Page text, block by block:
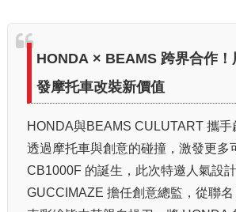
HONDA × BEAMS 跨界合作！
發摩托車改裝新價值
HONDA與BEAMS CULUTART 攜手
透過摩托車與創意的碰撞，激發更多
CB1000F 的誕生，此次特邀人氣設
GUCCIMAZE 擔任創意總監，從聯